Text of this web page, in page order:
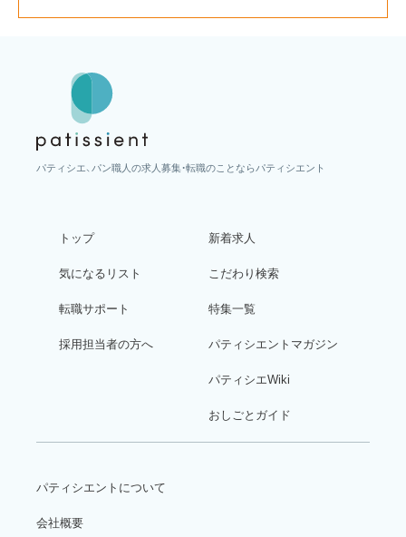
パティシエ、パン職人の求人募集・転職のことならパティシエント
トップ
気になるリスト
転職サポート
採用担当者の方へ
新着求人
こだわり検索
特集一覧
パティシエントマガジン
パティシエWiki
おしごとガイド
パティシエントについて
会社概要